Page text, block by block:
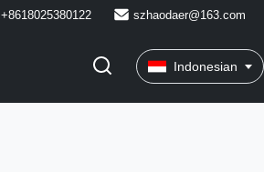
+8618025380122 szhaodaer@163.com
Indonesian